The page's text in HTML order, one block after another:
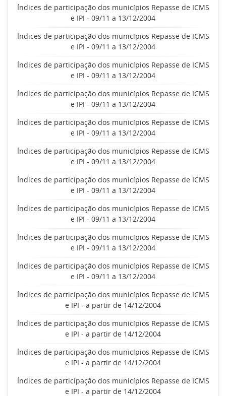
Índices de participação dos municípios Repasse de ICMS
e IPI - 09/11 a 13/12/2004
Índices de participação dos municípios Repasse de ICMS
e IPI - 09/11 a 13/12/2004
Índices de participação dos municípios Repasse de ICMS
e IPI - 09/11 a 13/12/2004
Índices de participação dos municípios Repasse de ICMS
e IPI - 09/11 a 13/12/2004
Índices de participação dos municípios Repasse de ICMS
e IPI - 09/11 a 13/12/2004
Índices de participação dos municípios Repasse de ICMS
e IPI - 09/11 a 13/12/2004
Índices de participação dos municípios Repasse de ICMS
e IPI - 09/11 a 13/12/2004
Índices de participação dos municípios Repasse de ICMS
e IPI - 09/11 a 13/12/2004
Índices de participação dos municípios Repasse de ICMS
e IPI - 09/11 a 13/12/2004
Índices de participação dos municípios Repasse de ICMS
e IPI - 09/11 a 13/12/2004
Índices de participação dos municípios Repasse de ICMS
e IPI - a partir de 14/12/2004
Índices de participação dos municípios Repasse de ICMS
e IPI - a partir de 14/12/2004
Índices de participação dos municípios Repasse de ICMS
e IPI - a partir de 14/12/2004
Índices de participação dos municípios Repasse de ICMS
e IPI - a partir de 14/12/2004